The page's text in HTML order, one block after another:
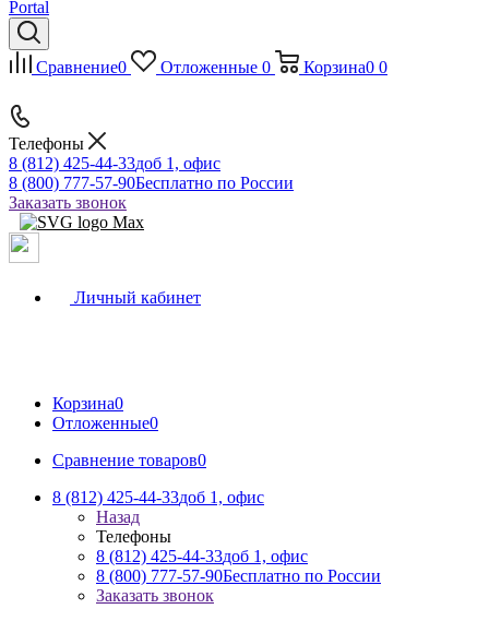
Сравнение0 Отложенные 0 Корзина0 0
Телефоны
8 (812) 425-44-33доб 1, офис
8 (800) 777-57-90Бесплатно по России
Заказать звонок
Личный кабинет
Корзина0
Отложенные0
Сравнение товаров0
8 (812) 425-44-33доб 1, офис
Назад
Телефоны
8 (812) 425-44-33доб 1, офис
8 (800) 777-57-90Бесплатно по России
Заказать звонок